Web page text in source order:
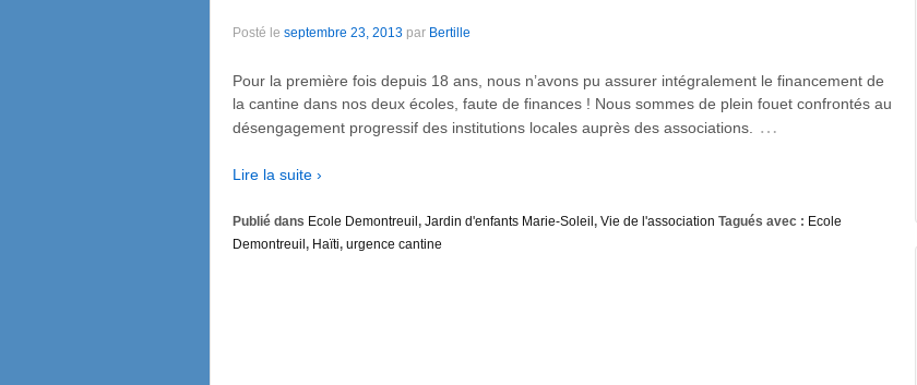
Posté le septembre 23, 2013 par Bertille
Pour la première fois depuis 18 ans, nous n’avons pu assurer intégralement le financement de
la cantine dans nos deux écoles, faute de finances ! Nous sommes de plein fouet confrontés au
désengagement progressif des institutions locales auprès des associations.
…
Lire la suite ›
Publié dans Ecole Demontreuil , Jardin d'enfants Marie-Soleil , Vie de l'association Tagués avec : Ecole
Demontreuil , Haïti, urgence cantine